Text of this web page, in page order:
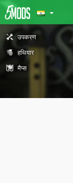
उपकरण
हथियार
मैप्स